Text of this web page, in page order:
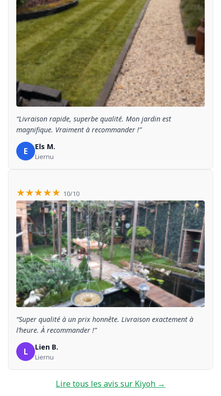
“Livraison rapide, superbe qualité. Mon jardin est
magnifique. Vraiment à recommander !”
E Els M.
Liernu
★★★★★ 10/10
“Super qualité à un prix honnête. Livraison exactement à
l’heure. À recommander !”
L Lien B.
Liernu
Lire tous les avis sur Kiyoh →